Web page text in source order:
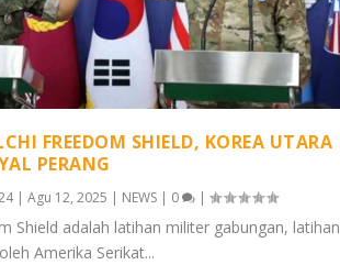
FREEDOM SHIELD, KOREA UTARA
PERANG
|Agu 12, 2025 | NEWS | 0 |
Shield adalah latihan militer gabungan, latihan
Amerika Serikat...